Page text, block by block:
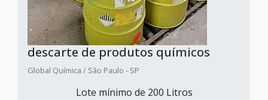
descarte de produtos químicos
Global Química / São Paulo - SP
Lote mínimo de 200 Litros